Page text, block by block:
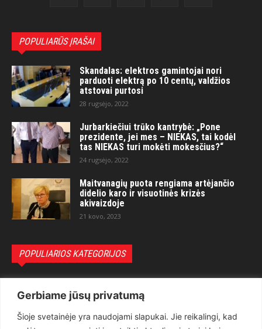
Gerbiame jūsų privatumą
Šioje svetainėje yra naudojami slapukai. Jie reikalingi, kad
POPULIARŪS ĮRAŠAI
Skandalas: elektros gamintojai nori
parduoti elektrą po 10 centų, valdžios
atstovai purtosi
28 rugsėjo, 2022
Jurbarkiečiui trūko kantrybė: „Pone
prezidente, jei mes – NIEKAS, tai kodėl
tas NIEKAS turi mokėti mokesčius?“
24 rugsėjo, 2022
Maitvanagių puota rengiama artėjančio
didelio karo ir visuotinės krizės
akivaizdoje
21 kovo, 2023
POPULIARIOS KATEGORIJOS
Teisėsauga
1497